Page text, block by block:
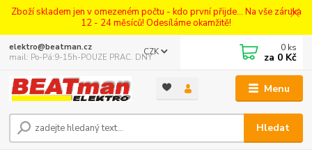
Zboží skladem jen v omezeném počtu - kdo první přijde... Na vše záruka
12 - 24 měsíců! Odesíláme okamžitě!
Menu
CZK
Hledat
elektro@beatman.cz
mail: Po-Pá:9-15h-POUZE PRAC. DNY
0 ks
za 0 Kč